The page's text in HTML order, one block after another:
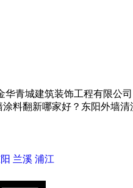
华青城建筑装饰工程有限公司
料翻新哪家好？东阳外墙
兰溪 浦江